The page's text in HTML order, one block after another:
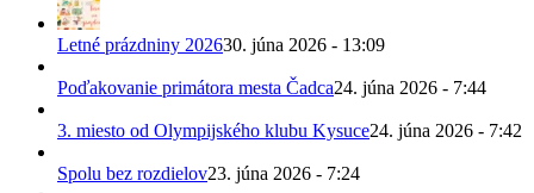
Letné prázdniny 202630. júna 2026 - 13:09
Poďakovanie primátora mesta Čadca24. júna 2026 - 7:44
3. miesto od Olympijského klubu Kysuce24. júna 2026 - 7:42
Spolu bez rozdielov23. júna 2026 - 7:24